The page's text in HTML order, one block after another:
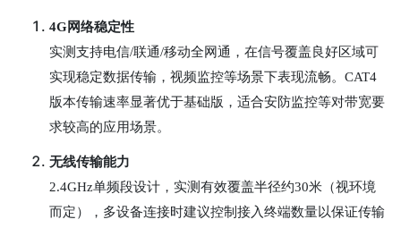
4G网络稳定性
实测支持电信/联通/移动全网通，在信号覆盖良好区域可
实现稳定数据传输，视频监控等场景下表现流畅。CAT4
版本传输速率显著优于基础版，适合安防监控等对带宽要
求较高的应用场景。
无线传输能力
2.4GHz单频段设计，实测有效覆盖半径约30米（视环境
而定），多设备连接时建议控制接入终端数量以保证传输